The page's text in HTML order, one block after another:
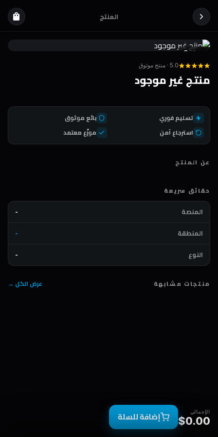
المنتج shopping_bag
Coda
5.0 · منتج موثوق
منتج غير موجود
تسليم فوري
بائع موثوق
استرجاع آمن
موزّع معتمد
عن المنتج
حقائق سريعة
المنصة
-
المنطقة
-
النوع
-
منتجات مشابهة عرض الكل →
الإجمالي
$0.00 إضافة للسلة